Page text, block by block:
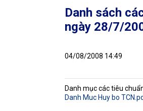
Danh sách
ngày 28/7/
04/08/2008 14:49
Danh mục các tiêu
Danh Muc Huy bo